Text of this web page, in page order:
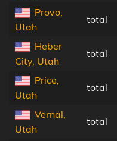
Provo,
Utah
total
Heber
City, Utah
total
Price,
Utah
total
Vernal,
Utah
total